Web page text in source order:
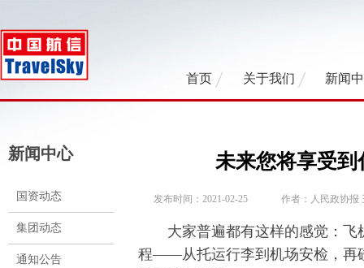
首页 关于我们 新闻
新闻中心
国资动态
集团动态
通知公告
未来您将享受
发布时间：2021-02-25 作者：人民政协报
大家普遍都有这样的感觉：飞
程——从托运行李到机场安检，再